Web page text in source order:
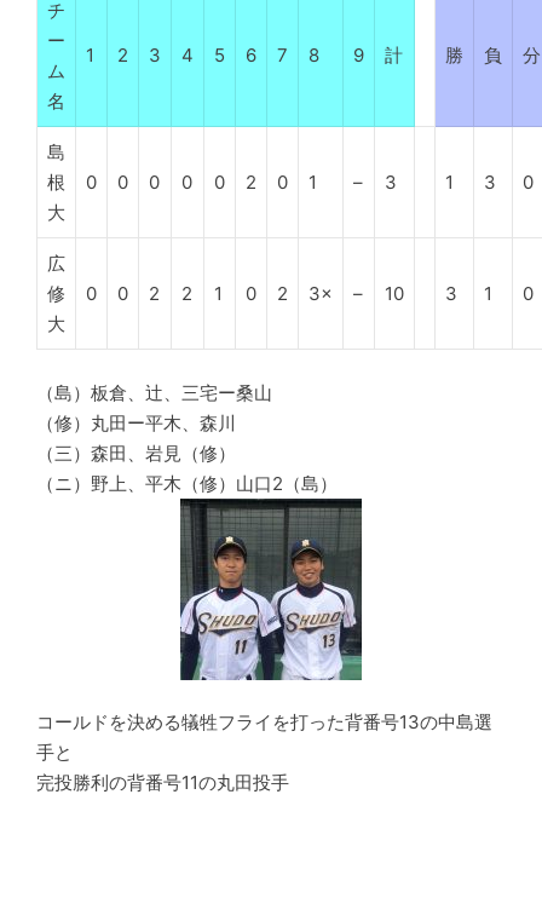
チ
ー
ム
名
1 2 3 4 5 6 7 8 9 計 勝 負 分
島
根
大
0 0 0 0 0 2 0 1 – 3 1 3 0
広
修
大
0 0 2 2 1 0 2 3× – 10 3 1 0
（島）板倉、辻、三宅ー桑山
（修）丸田ー平木、森川
（三）森田、岩見（修）
（ニ）野上、平木（修）山口2（島）
コールドを決める犠牲フライを打った背番号13の中島選
手と
完投勝利の背番号11の丸田投手